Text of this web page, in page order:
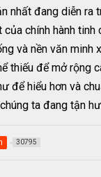
nhất đang diễn ra
chính hành tinh
và nền văn minh
thiếu để mở rộng
để hiểu hơn và
ta đang tận
30795